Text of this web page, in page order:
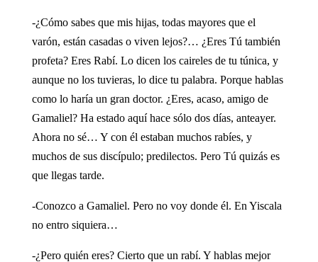
-¿Cómo sabes que mis hijas, todas mayores que el
varón, están casadas o viven lejos?… ¿Eres Tú también
profeta? Eres Rabí. Lo dicen los caireles de tu túnica, y
aunque no los tuvieras, lo dice tu palabra. Porque hablas
como lo haría un gran doctor. ¿Eres, acaso, amigo de
Gamaliel? Ha estado aquí hace sólo dos días, anteayer.
Ahora no sé… Y con él estaban muchos rabíes, y
muchos de sus discípulo; predilectos. Pero Tú quizás es
que llegas tarde.
-Conozco a Gamaliel. Pero no voy donde él. En Yiscala
no entro siquiera…
-¿Pero quién eres? Cierto que un rabí. Y hablas mejor